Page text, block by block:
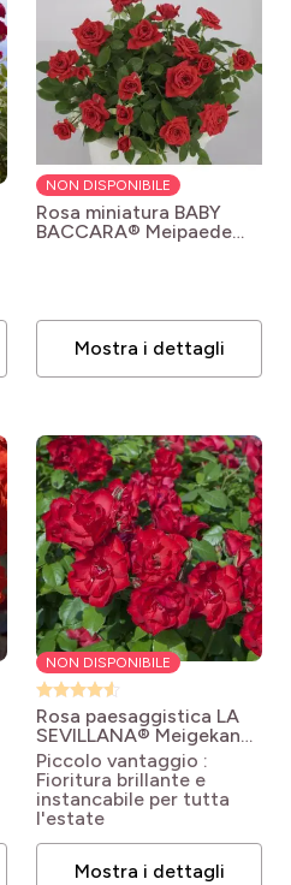
NON DISPONIBILE
Rosa miniatura BABY
BACCARA® Meipaede
Mostra i dettagli
NON DISPONIBILE
Rosa paesaggistica LA
SEVILLANA® Meigekanu
Rosa x polyantha La
Sevillana ® Meigekanu
Piccolo vantaggio :
Fioritura brillante e
instancabile per tutta
l'estate
Mostra i dettagli